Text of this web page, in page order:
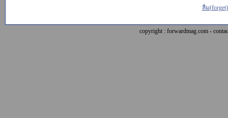
ลืม
copyright : forwardmag.com -